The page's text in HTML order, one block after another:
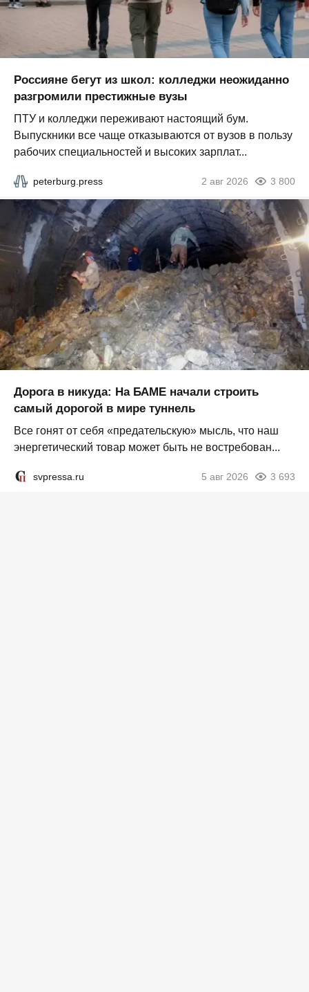
Россияне бегут из школ: колледжи неожиданно
разгромили престижные вузы
ПТУ и колледжи переживают настоящий бум.
Выпускники все чаще отказываются от вузов в пользу
рабочих специальностей и высоких зарплат...
peterburg.press 2 авг 2026 3 800
Дорога в никуда: На БАМЕ начали строить
самый дорогой в мире туннель
Все гонят от себя «предательскую» мысль, что наш
энергетический товар может быть не востребован...
svpressa.ru 5 авг 2026 3 693